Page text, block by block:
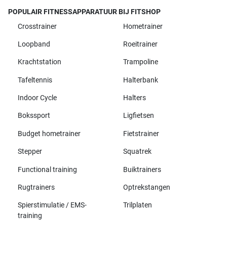
POPULAIR FITNESSAPPARATUUR BIJ FITSHOP
Crosstrainer
Hometrainer
Loopband Roeitrainer
Krachtstation Trampoline
Tafeltennis Halterbank
Indoor Cycle Halters
Bokssport Ligfietsen
Budget hometrainer Fietstrainer
Stepper Squatrek
Functional training Buiktrainers
Rugtrainers Optrekstangen
Spierstimulatie / EMS-
training
Trilplaten